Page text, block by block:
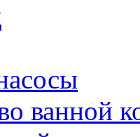
ванной